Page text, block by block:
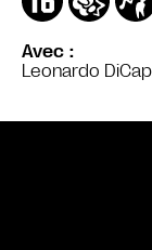
Avec
Leonardo